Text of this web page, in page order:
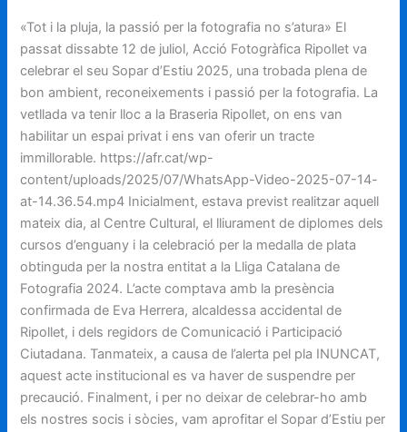
«Tot i la pluja, la passió per la fotografia no s’atura» El
passat dissabte 12 de juliol, Acció Fotogràfica Ripollet va
celebrar el seu Sopar d’Estiu 2025, una trobada plena de
bon ambient, reconeixements i passió per la fotografia. La
vetllada va tenir lloc a la Braseria Ripollet, on ens van
habilitar un espai privat i ens van oferir un tracte
immillorable. https://afr.cat/wp-
content/uploads/2025/07/WhatsApp-Video-2025-07-14-
at-14.36.54.mp4 Inicialment, estava previst realitzar aquell
mateix dia, al Centre Cultural, el lliurament de diplomes dels
cursos d’enguany i la celebració per la medalla de plata
obtinguda per la nostra entitat a la Lliga Catalana de
Fotografia 2024. L’acte comptava amb la presència
confirmada de Eva Herrera, alcaldessa accidental de
Ripollet, i dels regidors de Comunicació i Participació
Ciutadana. Tanmateix, a causa de l’alerta pel pla INUNCAT,
aquest acte institucional es va haver de suspendre per
precaució. Finalment, i per no deixar de celebrar-ho amb
els nostres socis i sòcies, vam aprofitar el Sopar d’Estiu per